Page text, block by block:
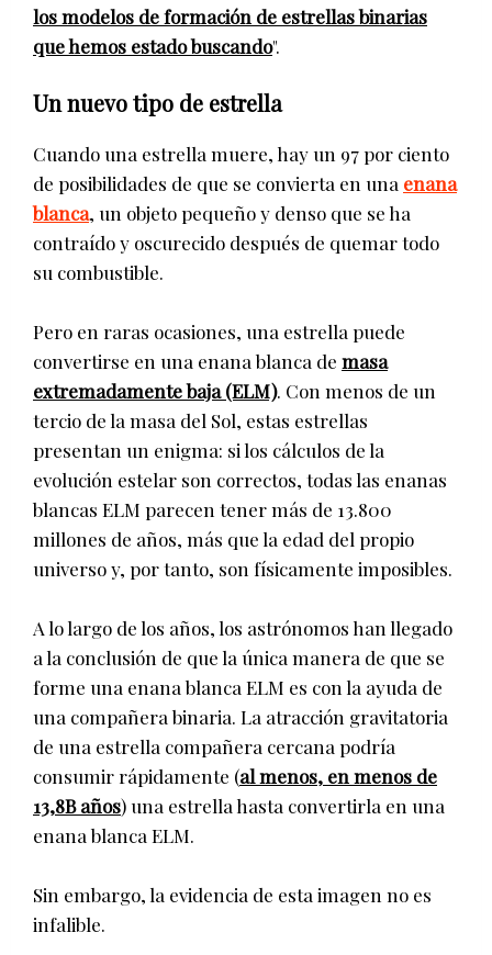
los modelos de formación de estrellas binarias
que hemos estado buscando".
Un nuevo tipo de estrella
Cuando una estrella muere, hay un 97 por ciento
de posibilidades de que se convierta en una enana
blanca, un objeto pequeño y denso que se ha
contraído y oscurecido después de quemar todo
su combustible.
Pero en raras ocasiones, una estrella puede
convertirse en una enana blanca de masa
extremadamente baja (ELM). Con menos de un
tercio de la masa del Sol, estas estrellas
presentan un enigma: si los cálculos de la
evolución estelar son correctos, todas las enanas
blancas ELM parecen tener más de 13.800
millones de años, más que la edad del propio
universo y, por tanto, son físicamente imposibles.
A lo largo de los años, los astrónomos han llegado
a la conclusión de que la única manera de que se
forme una enana blanca ELM es con la ayuda de
una compañera binaria. La atracción gravitatoria
de una estrella compañera cercana podría
consumir rápidamente (al menos, en menos de
13,8B años) una estrella hasta convertirla en una
enana blanca ELM.
Sin embargo, la evidencia de esta imagen no es
infalible.